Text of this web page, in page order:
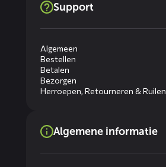
Support
Algemeen
Bestellen
Betalen
Bezorgen
Herroepen, Retourneren & Ruilen
Algemene informatie